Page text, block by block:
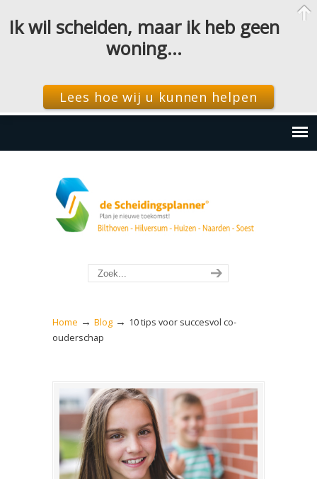
Home → Blog → 10 tips voor succesvol co-
ouderschap
Ik wil scheiden, maar ik heb geen
woning…
Lees hoe wij u kunnen helpen